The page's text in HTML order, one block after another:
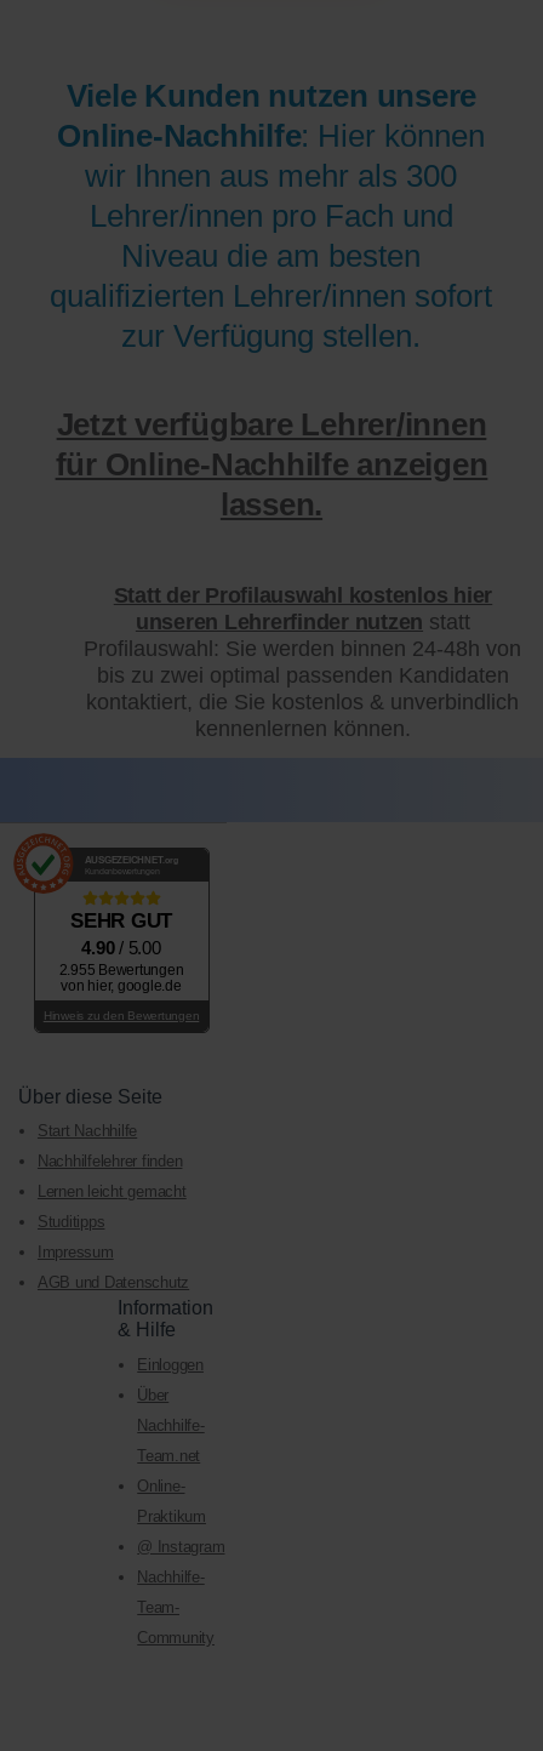
Viele Kunden nutzen unsere
Online-Nachhilfe: Hier können
wir Ihnen aus mehr als 300
Lehrer/innen pro Fach und
Niveau die am besten
qualifizierten Lehrer/innen sofort
zur Verfügung stellen.
Jetzt verfügbare Lehrer/innen
für Online-Nachhilfe anzeigen
lassen.
Statt der Profilauswahl kostenlos hier
unseren Lehrerfinder nutzen statt
Profilauswahl: Sie werden binnen 24-48h von
bis zu zwei optimal passenden Kandidaten
kontaktiert, die Sie kostenlos & unverbindlich
kennenlernen können.
AUSGEZEICHNET .org
Kundenbewertungen
SEHR GUT
4.90/ 5.00
2.955 Bewertungen
von hier, google.de
Hinweis zu den Bewertungen
Über diese Seite
Start Nachhilfe
Nachhilfelehrer finden
Lernen leicht gemacht
Studitipps
Impressum
AGB und Datenschutz
Information
& Hilfe
Einloggen
Über
Nachhilfe-
Team.net
Online-
Praktikum
@ Instagram
Nachhilfe-
Team-
Community